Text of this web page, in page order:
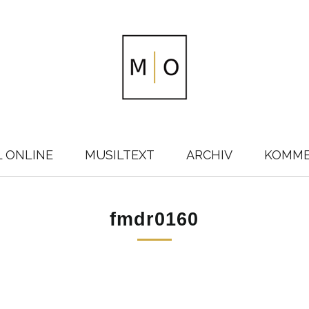
ONLINE MUSILTEXT ARCHIV
fmdr0160